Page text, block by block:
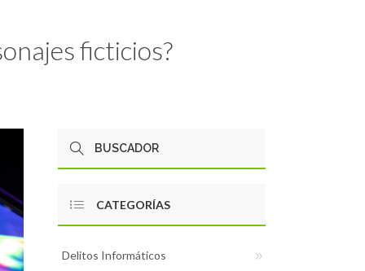
ficticios?
CATEGORÍAS
Delitos Informáticos